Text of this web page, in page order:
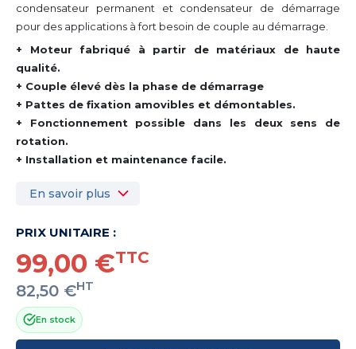
condensateur permanent et condensateur de démarrage
pour des applications à fort besoin de couple au démarrage.
+ Moteur fabriqué à partir de matériaux de haute
qualité.
+ Couple élevé dès la phase de démarrage
+ Pattes de fixation amovibles et démontables.
+ Fonctionnement possible dans les deux sens de
rotation.
+ Installation et maintenance facile.
En savoir plus
PRIX UNITAIRE :
99,00 €TTC
82,50 €HT
En stock